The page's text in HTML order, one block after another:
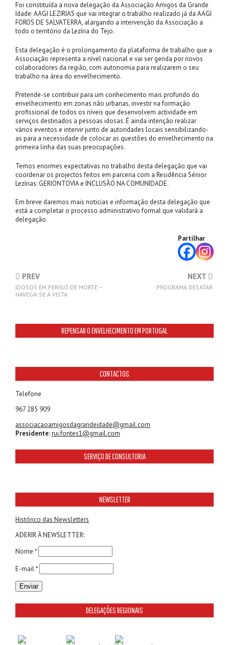
Foi constituída a nova delegação da Associação Amigos da Grande
Idade: AAGI LEZIRIAS que vai integrar o trabalho realizado já da AAGI
FOROS DE SALVATERRA, alargando a intervenção da Associação a
todo o território da Lezíria do Tejo.
Esta delegação é o prolongamento da plataforma de trabalho que a
Associação representa a nível nacional e vai ser gerida por novos
colaboradores da região, com autonomia para realizarem o seu
trabalho na área do envelhecimento.
Pretende-se contribuir para um conhecimento mais profundo do
envelhecimento em zonas não urbanas, investir na formação
profissional de todos os níveis que desenvolvem actividade em
serviços destinados a pessoas idosas. É ainda intenção realizar
vários eventos e intervir junto de autoridades locais sensibilizando-
as para a necessidade de colocar as questões do envelhecimento na
primeira linha das suas preocupações.
Temos enormes expectativas no trabalho desta delegação que vai
coordenar os projectos feitos em parceria com a Residência Sénior
Lezírias: GERIONTOVIA e INCLUSÃO NA COMUNIDADE.
Em breve daremos mais noticias e informação desta delegação que
está a completar o processo administrativo formal que validará a
delegação.
Partilhar
PREV
IDOSOS EM PERIGO DE MORTE –
NAVEGA-SE À VISTA
NEXT
PROGRAMA DESATAR
REPENSAR O ENVELHECIMENTO EM PORTUGAL
CONTACTOS
Telefone
967 285 909
associacaoamigosdagrandeidade@gmail.com
Presidente:rui.fontes1@gmail.com
SERVIÇO DE CONSULTORIA
NEWSLETTER
Histórico das Newsletters
ADERIR À NEWSLETTER:
Nome *
E-mail *
DELEGAÇÕES REGIONAIS